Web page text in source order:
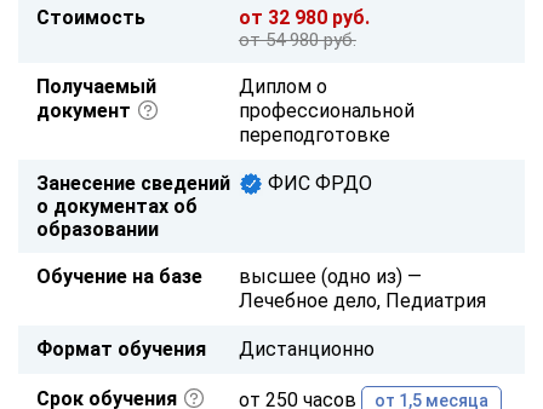
Стоимость от 32 980 руб.
от 54 980 руб.
Получаемый
документ
Диплом о
профессиональной
переподготовке
Занесение сведений
о документах об
образовании
ФИС ФРДО
Обучение на базе
высшее (одно из) —
Лечебное дело, Педиатрия
Формат обучения Дистанционно
Срок обучения от 250 часов от 1,5 месяца